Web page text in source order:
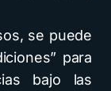
se puede
para
bajo las